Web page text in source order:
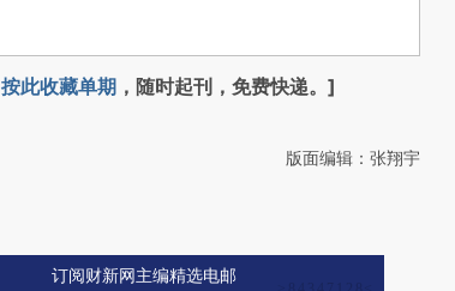
按此收藏单期 ，随时起刊，免费快递。]
版面编辑：张翔宇
订阅财新网主编精选电邮